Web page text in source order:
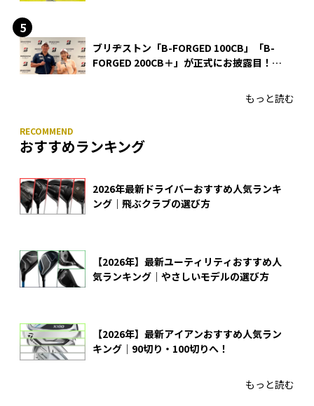
ブリヂストン「B-FORGED 100CB」「B-
FORGED 200CB＋」が正式にお披露目！
もっと読む
おすすめランキング
2026年最新ドライバーおすすめ人気ランキ
ング｜飛ぶクラブの選び方
【2026年】最新ユーティリティおすすめ人
気ランキング｜やさしいモデルの選び方
【2026年】最新アイアンおすすめ人気ラン
キング｜90切り・100切りへ！
もっと読む